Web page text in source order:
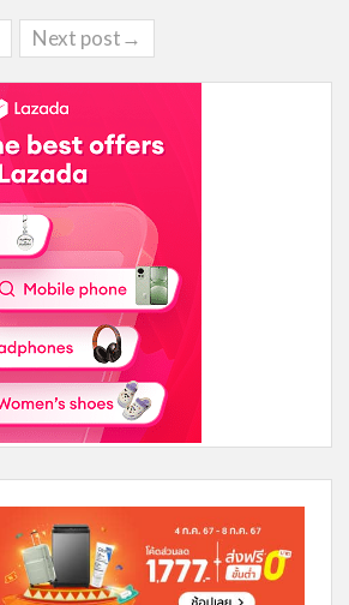
Next post→